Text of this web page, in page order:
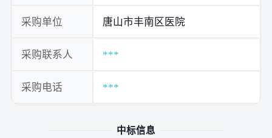
采购单位 唐山市丰南区医院
采购联系人 ***
采购电话 ***
中标信息